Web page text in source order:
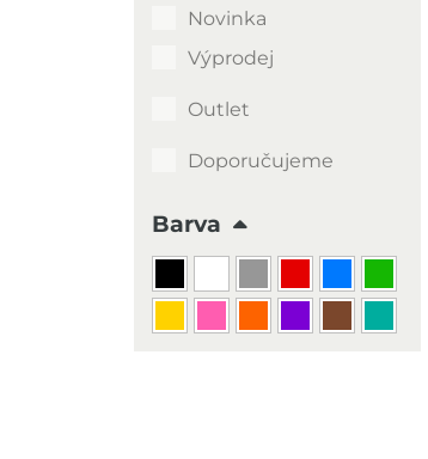
Novinka
Výprodej
Outlet
Doporučujeme
Barva